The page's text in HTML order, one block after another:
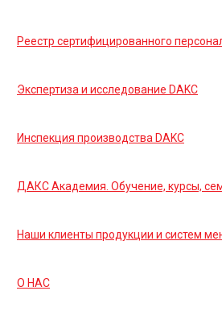
Реестр сертифицированного
Экспертиза и исследование DAKC
Инспекция производства DAKC
ДАКС Академия. Обучение, курсы,
Наши клиенты продукции и систем
О НАС